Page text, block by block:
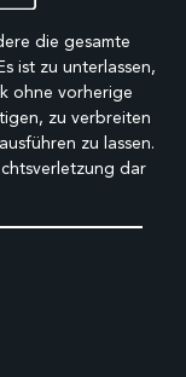
die gesamte
ist zu unterlassen,
ohne vorherige
zu verbreiten
zu lassen.
dar